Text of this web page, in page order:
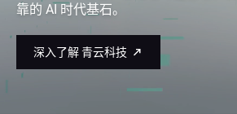
靠的 AI 时代基石。
深入了解 青云科技